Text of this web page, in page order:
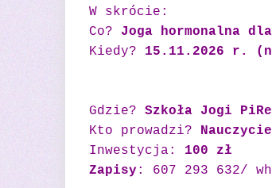
W skrócie:
Co? Joga hormonalna
Kiedy? 15.11.2026 r.
Gdzie? Szkoła Jogi
Kto prowadzi?
Inwestycja: 100 zł
Zapisy: 607 293 632/